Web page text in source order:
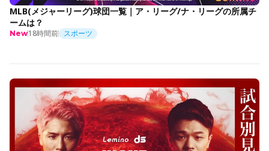
MLB(メジャーリーグ)球団一覧｜ア・リーグ/ナ・リーグの所属チ
ームは？
New18時間前 スポーツ